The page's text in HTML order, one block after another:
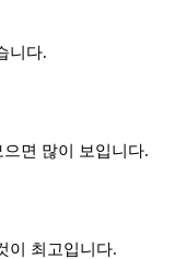
니다.
면 많이 보입니다.
이 최고입니다.